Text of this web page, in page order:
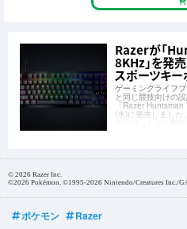
Razerが「
8KHz」を発
スポーツキー
ゲーミングライフ
と同じ競技向けの
「Razer
(水)に発売しました
© 2026 Razer Inc.
©2026 Pokémon. ©1995-2026 Nintendo/Creatures Inc./
ポケモン Razer